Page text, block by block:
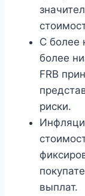
С более
более
FRB
риски.
выплат.